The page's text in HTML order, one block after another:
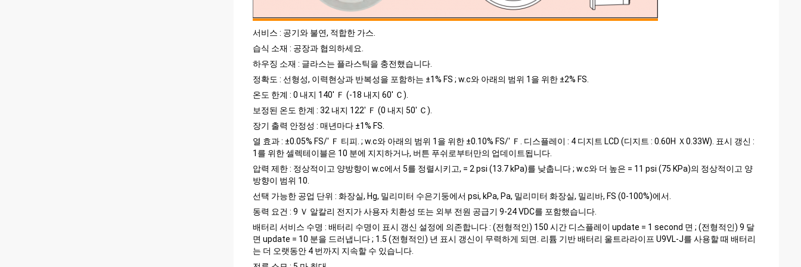
서비스 : 공기와 불연, 적합한 가스.
습식 소재 : 공장과 협의하세요.
하우징 소재 : 글라스는 플라스틱을 충전했습니다.
정확도 : 선형성, 이력현상과 반복성을 포함하는 ±1% FS ; w.c와 아래의 범위 1을 위한 ±2% FS.
온도 한계 : 0 내지 140' Ｆ (-18 내지 60' Ｃ).
보정된 온도 한계 : 32 내지 122' Ｆ (0 내지 50' Ｃ).
장기 출력 안정성 : 매년마다 ±1% FS.
열 효과 : ±0.05% FS/' Ｆ 티피. ; w.c와 아래의 범위 1을 위한 ±0.10% FS/' Ｆ. 디스플레이 : 4 디지트 LCD (디지트 : 0.60H Ｘ0.33W). 표시 갱신 :
1를 위한 셀렉테이블은 10 분에 지지하거나, 버튼 푸쉬로부터만의 업데이트됩니다.
압력 제한 : 정상적이고 양방향이 w.c에서 5를 정렬시키고, = 2 psi (13.7 kPa)를 낮춥니다 ; w.c와 더 높은 = 11 psi (75 KPa)의 정상적이고 양
방향이 범위 10.
선택 가능한 공업 단위 : 화장실, Hg, 밀리미터 수은기둥에서 psi, kPa, Pa, 밀리미터 화장실, 밀리바, FS (0-100%)에서.
동력 요건 : 9 Ｖ 알칼리 전지가 사용자 치환성 또는 외부 전원 공급기 9-24 VDC를 포함했습니다.
배터리 서비스 수명 : 배터리 수명이 표시 갱신 설정에 의존합니다 : (전형적인) 150 시간 디스플레이 update = 1 second 면 ; (전형적인) 9 달
면 update = 10 분을 드러냅니다 ; 1.5 (전형적인) 년 표시 갱신이 무력하게 되면. 리튬 기반 배터리 울트라라이프 U9VL-J를 사용할 때 배터리
는 더 오랫동안 4 번까지 지속할 수 있습니다.